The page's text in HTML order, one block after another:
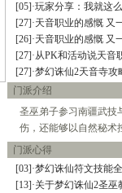
[05]·玩家分享：我就这
[27]·天音职业的感慨 又
[26]·天音职业的感慨 又
[27]·从PK和活动说天
[27]·梦幻诛仙2天音寺
门派介绍
圣巫弟子参习南疆武技
伤，还能够以自然秘术
门派心得
[03]·梦幻诛仙符文技能
[13]·关于梦幻诛仙2圣